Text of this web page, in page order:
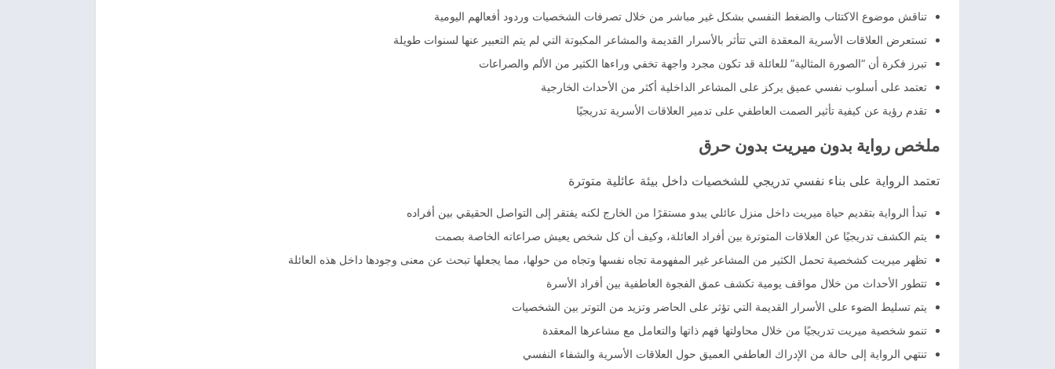
تناقش موضوع الاكتئاب والضغط النفسي بشكل غير مباشر من خلال تصرفات الشخصيات وردود أفعالهم اليومية
تستعرض العلاقات الأسرية المعقدة التي تتأثر بالأسرار القديمة والمشاعر المكبوتة التي لم يتم التعبير عنها لسنوات طويلة
تبرز فكرة أن “الصورة المثالية” للعائلة قد تكون مجرد واجهة تخفي وراءها الكثير من الألم والصراعات
تعتمد على أسلوب نفسي عميق يركز على المشاعر الداخلية أكثر من الأحداث الخارجية
تقدم رؤية عن كيفية تأثير الصمت العاطفي على تدمير العلاقات الأسرية تدريجيًا
ملخص رواية بدون ميريت بدون حرق
تعتمد الرواية على بناء نفسي تدريجي للشخصيات داخل بيئة عائلية متوترة
تبدأ الرواية بتقديم حياة ميريت داخل منزل عائلي يبدو مستقرًا من الخارج لكنه يفتقر إلى التواصل الحقيقي بين أفراده
يتم الكشف تدريجيًا عن العلاقات المتوترة بين أفراد العائلة، وكيف أن كل شخص يعيش صراعاته الخاصة بصمت
تظهر ميريت كشخصية تحمل الكثير من المشاعر غير المفهومة تجاه نفسها وتجاه من حولها، مما يجعلها تبحث عن معنى وجودها داخل هذه العائلة
تتطور الأحداث من خلال مواقف يومية تكشف عمق الفجوة العاطفية بين أفراد الأسرة
يتم تسليط الضوء على الأسرار القديمة التي تؤثر على الحاضر وتزيد من التوتر بين الشخصيات
تنمو شخصية ميريت تدريجيًا من خلال محاولتها فهم ذاتها والتعامل مع مشاعرها المعقدة
تنتهي الرواية إلى حالة من الإدراك العاطفي العميق حول العلاقات الأسرية والشفاء النفسي